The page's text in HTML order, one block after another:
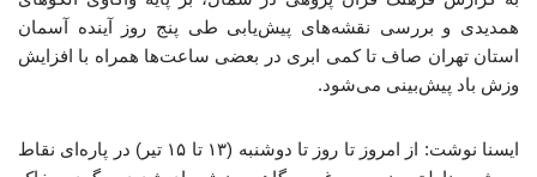
همدیدی و بررسی نقشه‌های پیش‌یابی طی پنج روز آینده آسمان
استان تهران صاف تا کمی ابری در بعضی ساعت‌ها همراه با افزایش
وزش باد پیش‌بینی می‌شود.
ایسنا نوشت: از امروز تا روز تا دوشنبه (۱۳ تا ۱۵ تیر) در پاره‌ای نقاط